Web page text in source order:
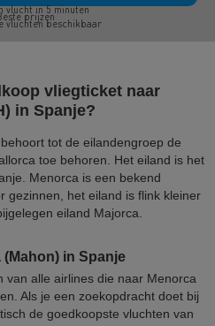
vliegticket naar
in Spanje?
tot de eilandengroep de
toe behoren. Het eiland is het
Menorca is een bekend
gezinnen, het eiland is flink kleiner
eiland Majorca.
in Spanje
van alle airlines die naar Menorca
Als je een zoekopdracht doet bij
de goedkoopste vluchten van